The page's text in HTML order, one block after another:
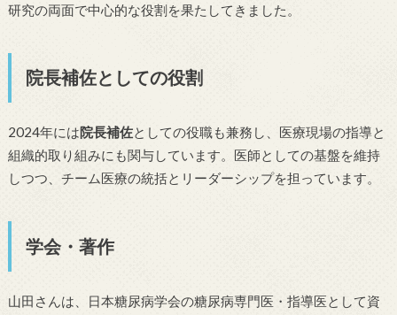
研究の両面で中心的な役割を果たしてきました。
院長補佐としての役割
2024年には院長補佐としての役職も兼務し、医療現場の指導と
組織的取り組みにも関与しています。医師としての基盤を維持
しつつ、チーム医療の統括とリーダーシップを担っています。
学会・著作
山田さんは、日本糖尿病学会の糖尿病専門医・指導医として資